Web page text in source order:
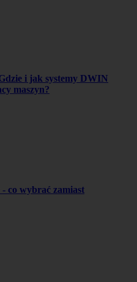
i jak systemy DWIN
maszyn?
co wybrać zamiast